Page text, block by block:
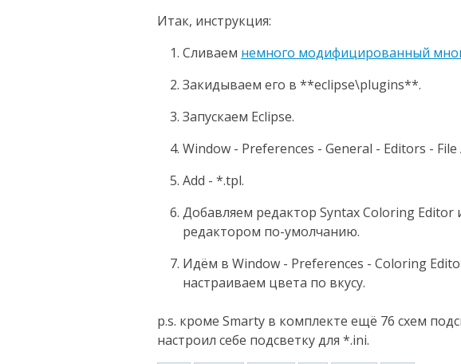
Итак, инструкция:
Сливаем немного модифицированный
Закидываем его в **eclipse\plugins**.
Запускаем Eclipse.
Window - Preferences - General - Editors - File
Add - *.tpl.
Добавляем редактор Syntax Coloring Editor
редактором по-умолчанию.
Идём в Window - Preferences - Coloring
настраиваем цвета по вкусу.
p.s. кроме Smarty в комплекте ещё 76 схем
настроил себе подсветку для *.ini.